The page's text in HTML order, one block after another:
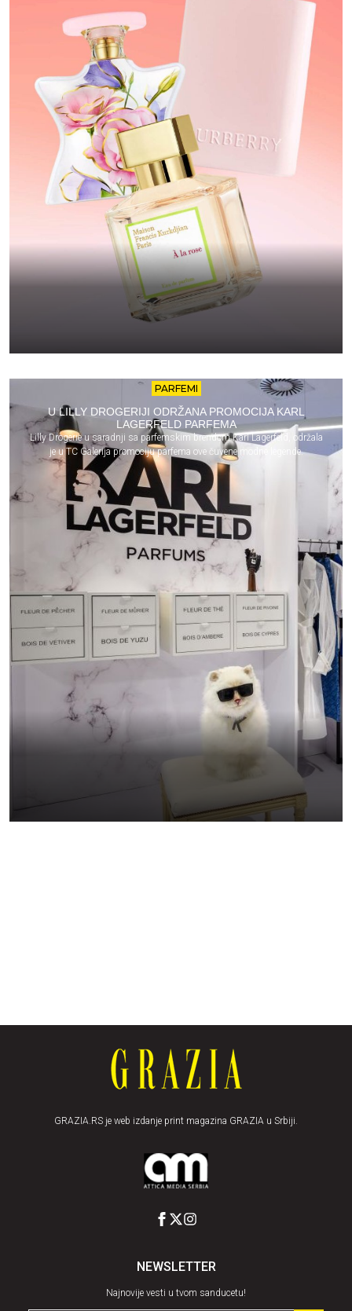
PARFEMI
U LILLY DROGERIJI ODRŽANA PROMOCIJA KARL
LAGERFELD PARFEMA
Lilly Drogerie u saradnji sa parfemskim brendom Karl Lagerfeld, održala
je u TC Galerija promociju parfema ove čuvene modne legende.
GRAZIA.RS je web izdanje print magazina GRAZIA u Srbiji.
NEWSLETTER
Najnovije vesti u tvom sanducetu!